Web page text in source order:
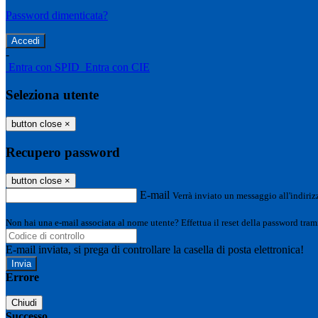
Password dimenticata?
-
Entra con SPID Entra con CIE
Seleziona utente
button close ×
Recupero password
button close ×
E-mail Verrà inviato un messaggio
Non hai una e-mail associata al nome utente? Effettua il reset della password
E-mail inviata, si prega di controllare la casella di posta elettronica!
Errore
Chiudi